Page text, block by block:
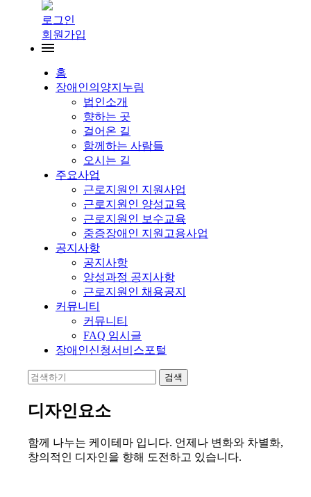
로그인
회원가입
홈
장애인의양지누림
법인소개
향하는 곳
걸어온 길
함께하는 사람들
오시는 길
주요사업
근로지원인 지원사업
근로지원인 양성교육
근로지원인 보수교육
중증장애인 지원고용사업
공지사항
공지사항
양성과정 공지사항
근로지원인 채용공지
커뮤니티
커뮤니티
FAQ 임시글
장애인신청서비스포털
디자인요소
함께 나누는 케이테마 입니다. 언제나 변화와 차별화,
창의적인 디자인을 향해 도전하고 있습니다.